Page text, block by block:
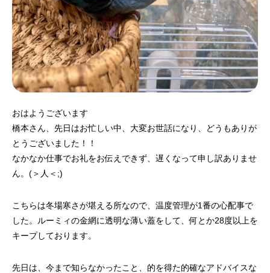
おはようございます
橋本さん、先日はお忙しい中、大変お世話になり、どうもありが
とうございました！！
なかなか仕事でお礼をお伝えできず、遅くなって申し訳ありませ
ん。(＞人＜;)
こちらは冬場寒さが堪える所なので、温度管理が1番の心配事で
した。ルーミィの金網に透明な薄い蓋をして、何とか28度以上を
キープしております。
先日は、今まで知らなかったこと、的を得た的確なアドバイスな